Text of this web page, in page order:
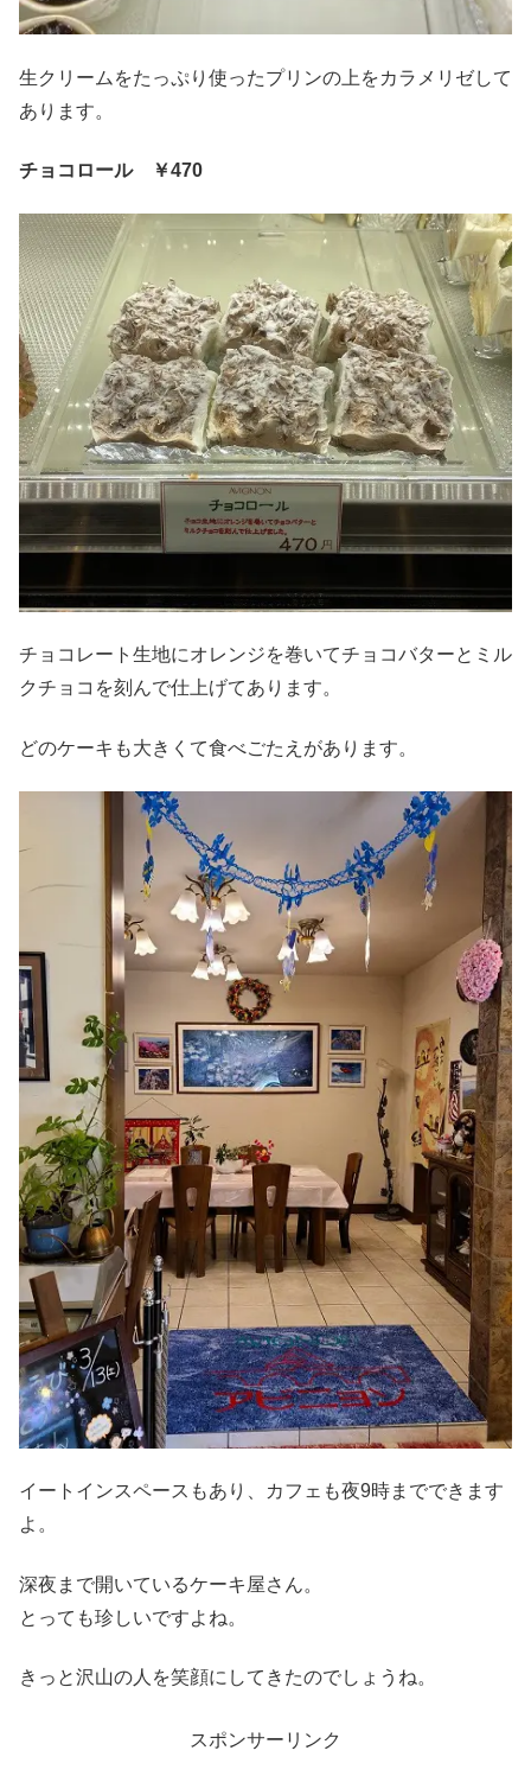
生クリームをたっぷり使ったプリンの上をカラメリゼして
あります。
チョコロール ￥470
チョコレート生地にオレンジを巻いてチョコバターとミル
クチョコを刻んで仕上げてあります。
どのケーキも大きくて食べごたえがあります。
イートインスペースもあり、カフェも夜9時までできます
よ。
深夜まで開いているケーキ屋さん。
とっても珍しいですよね。
きっと沢山の人を笑顔にしてきたのでしょうね。
スポンサーリンク